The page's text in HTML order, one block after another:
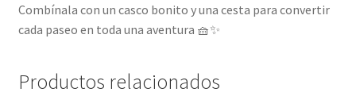
Combínala con un casco bonito y una cesta para convertir
cada paseo en toda una aventura 🧺✨
Productos relacionados